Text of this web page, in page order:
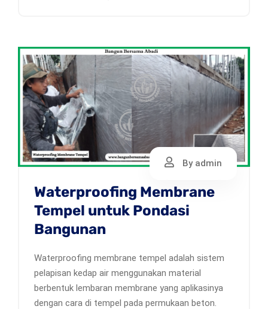
By admin
Waterproofing Membrane
Tempel untuk Pondasi
Bangunan
Waterproofing membrane tempel adalah sistem
pelapisan kedap air menggunakan material
berbentuk lembaran membrane yang aplikasinya
dengan cara di tempel pada permukaan beton.